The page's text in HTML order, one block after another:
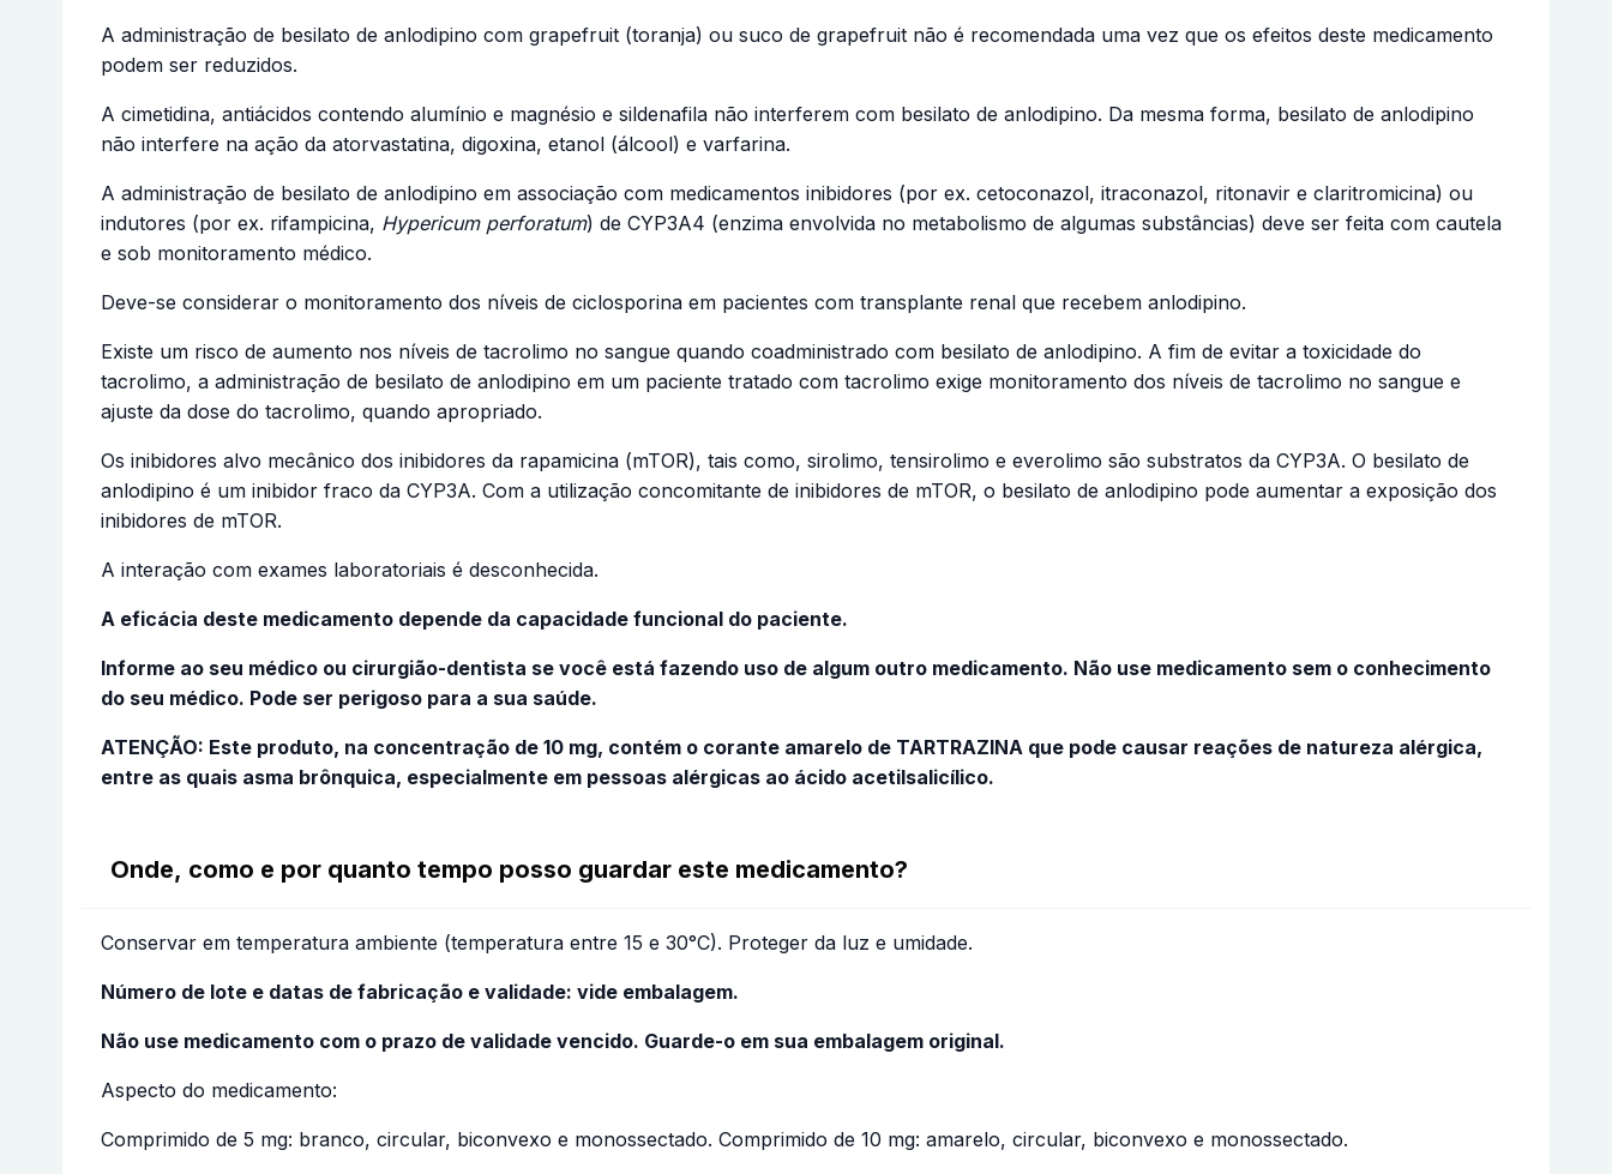
A administração de besilato de anlodipino com grapefruit (toranja) ou suco de grapefruit não é recomendada uma vez que os efeitos deste medicamento
podem ser reduzidos.
A cimetidina, antiácidos contendo alumínio e magnésio e sildenafila não interferem com besilato de anlodipino. Da mesma forma, besilato de anlodipino
não interfere na ação da atorvastatina, digoxina, etanol (álcool) e varfarina.
A administração de besilato de anlodipino em associação com medicamentos inibidores (por ex. cetoconazol, itraconazol, ritonavir e claritromicina) ou
indutores (por ex. rifampicina, Hypericum perforatum) de CYP3A4 (enzima envolvida no metabolismo de algumas substâncias) deve ser feita com cautela
e sob monitoramento médico.
Deve-se considerar o monitoramento dos níveis de ciclosporina em pacientes com transplante renal que recebem anlodipino.
Existe um risco de aumento nos níveis de tacrolimo no sangue quando coadministrado com besilato de anlodipino. A fim de evitar a toxicidade do
tacrolimo, a administração de besilato de anlodipino em um paciente tratado com tacrolimo exige monitoramento dos níveis de tacrolimo no sangue e
ajuste da dose do tacrolimo, quando apropriado.
Os inibidores alvo mecânico dos inibidores da rapamicina (mTOR), tais como, sirolimo, tensirolimo e everolimo são substratos da CYP3A. O besilato de
anlodipino é um inibidor fraco da CYP3A. Com a utilização concomitante de inibidores de mTOR, o besilato de anlodipino pode aumentar a exposição dos
inibidores de mTOR.
A interação com exames laboratoriais é desconhecida.
A eficácia deste medicamento depende da capacidade funcional do paciente.
Informe ao seu médico ou cirurgião-dentista se você está fazendo uso de algum outro medicamento. Não use medicamento sem o conhecimento
do seu médico. Pode ser perigoso para a sua saúde.
ATENÇÃO: Este produto, na concentração de 10 mg, contém o corante amarelo de TARTRAZINA que pode causar reações de natureza alérgica,
entre as quais asma brônquica, especialmente em pessoas alérgicas ao ácido acetilsalicílico.
Onde, como e por quanto tempo posso guardar este medicamento?
Conservar em temperatura ambiente (temperatura entre 15 e 30°C). Proteger da luz e umidade.
Número de lote e datas de fabricação e validade: vide embalagem.
Não use medicamento com o prazo de validade vencido. Guarde-o em sua embalagem original.
Aspecto do medicamento:
Comprimido de 5 mg: branco, circular, biconvexo e monossectado. Comprimido de 10 mg: amarelo, circular, biconvexo e monossectado.